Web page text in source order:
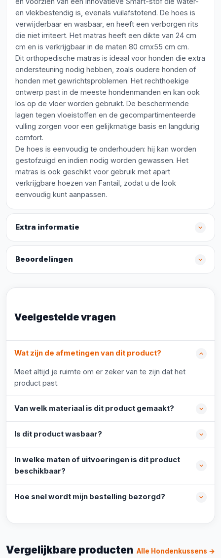
en vlekbestendig is, evenals vuilafstotend. De hoes is
verwijderbaar en wasbaar, en heeft een verborgen rits
die niet irriteert. Het matras heeft een dikte van 24 cm
cm en is verkrijgbaar in de maten 80 cmx55 cm cm.
Dit orthopedische matras is ideaal voor honden die extra
ondersteuning nodig hebben, zoals oudere honden of
honden met gewrichtsproblemen. Het rechthoekige
ontwerp past in de meeste hondenmanden en kan ook
los op de vloer worden gebruikt. De beschermende
lagen tegen vloeistoffen en de gecompartimenteerde
vulling zorgen voor een gelijkmatige basis en langdurig
comfort.
De hoes is eenvoudig te onderhouden: hij kan worden
gestofzuigd en indien nodig worden gewassen. Het
matras is ook geschikt voor gebruik met apart
verkrijgbare hoezen van Fantail, zodat u de look
eenvoudig kunt aanpassen.
Extra informatie
Beoordelingen
Veelgestelde vragen
Wat zijn de afmetingen van dit product?
Meet altijd je ruimte om er zeker van te zijn dat het
product past.
Van welk materiaal is dit product gemaakt?
Is dit product wasbaar?
In welke maten of uitvoeringen is dit product
beschikbaar?
Hoe snel wordt mijn bestelling bezorgd?
Vergelijkbare producten Alle Hondenkussens →